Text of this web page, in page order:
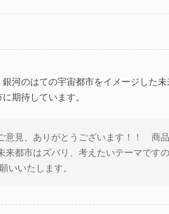
河のはての宇宙都市をイメージした
期待しています。
意見、ありがとうございます！！ 商
来都市はズバリ、考えたいテーマです
いいたします。